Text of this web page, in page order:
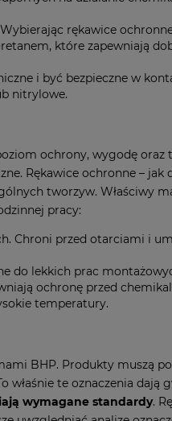
rękawice
które zapewniają
i być bezpieczne w
nitrylowe.
ochrony, wygodę oraz
Rękawice ochronne – jak
tworzyw. Właściwy
pracy:
Chroni przed otarciami i
do lekkich prac
ochronę przed
temperatury.
BHP. Produkty muszą
te oznaczenia dają
wymagane standardy.